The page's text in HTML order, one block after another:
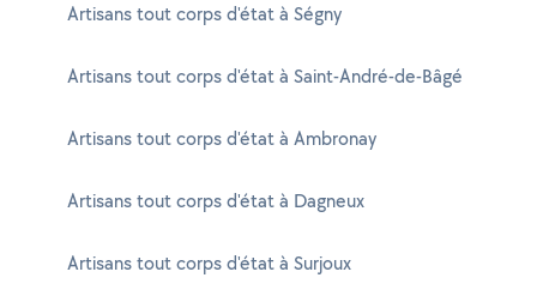
Artisans tout corps d'état à Ségny
Artisans tout corps d'état à Saint-André-de-Bâgé
Artisans tout corps d'état à Ambronay
Artisans tout corps d'état à Dagneux
Artisans tout corps d'état à Surjoux